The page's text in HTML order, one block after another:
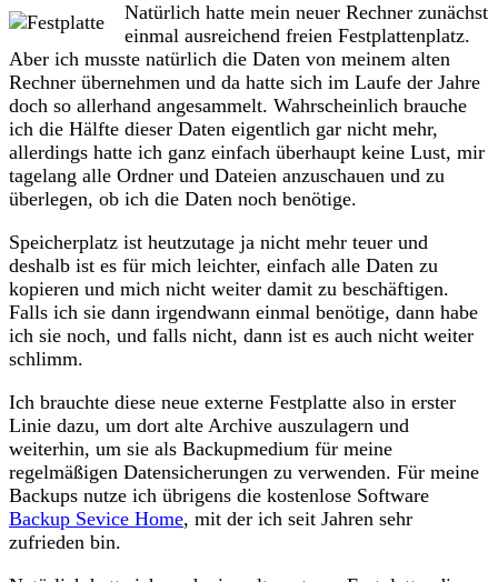
Natürlich hatte mein neuer Rechner zunächst
einmal ausreichend freien Festplattenplatz.
Aber ich musste natürlich die Daten von meinem alten
Rechner übernehmen und da hatte sich im Laufe der Jahre
doch so allerhand angesammelt. Wahrscheinlich brauche
ich die Hälfte dieser Daten eigentlich gar nicht mehr,
allerdings hatte ich ganz einfach überhaupt keine Lust, mir
tagelang alle Ordner und Dateien anzuschauen und zu
überlegen, ob ich die Daten noch benötige.
Speicherplatz ist heutzutage ja nicht mehr teuer und
deshalb ist es für mich leichter, einfach alle Daten zu
kopieren und mich nicht weiter damit zu beschäftigen.
Falls ich sie dann irgendwann einmal benötige, dann habe
ich sie noch, und falls nicht, dann ist es auch nicht weiter
schlimm.
Ich brauchte diese neue externe Festplatte also in erster
Linie dazu, um dort alte Archive auszulagern und
weiterhin, um sie als Backupmedium für meine
regelmäßigen Datensicherungen zu verwenden. Für meine
Backups nutze ich übrigens die kostenlose Software
Backup Sevice Home, mit der ich seit Jahren sehr
zufrieden bin.